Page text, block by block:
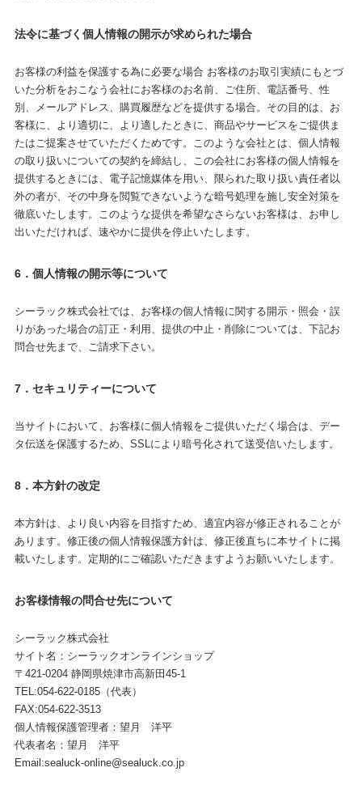
法令に基づく個人情報の開示が求められた場合
お客様の利益を保護する為に必要な場合 お客様のお取引実績にもとづ
いた分析をおこなう会社にお客様のお名前、ご住所、電話番号、性
別、メールアドレス、購買履歴などを提供する場合。その目的は、お
客様に、より適切に、より適したときに、商品やサービスをご提供ま
たはご提案させていただくためです。このような会社とは、個人情報
の取り扱いについての契約を締結し、この会社にお客様の個人情報を
提供するときには、電子記憶媒体を用い、限られた取り扱い責任者以
外の者が、その中身を閲覧できないような暗号処理を施し安全対策を
徹底いたします。このような提供を希望なさらないお客様は、お申し
出いただければ、速やかに提供を停止いたします。
6．個人情報の開示等について
シーラック株式会社では、お客様の個人情報に関する開示・照会・誤
りがあった場合の訂正・利用、提供の中止・削除については、下記お
問合せ先まで、ご請求下さい。
7．セキュリティーについて
当サイトにおいて、お客様に個人情報をご提供いただく場合は、デー
タ伝送を保護するため、SSLにより暗号化されて送受信いたします。
8．本方針の改定
本方針は、より良い内容を目指すため、適宜内容が修正されることが
あります。修正後の個人情報保護方針は、修正後直ちに本サイトに掲
載いたします。定期的にご確認いただきますようお願いいたします。
お客様情報の問合せ先について
シーラック株式会社
サイト名：シーラックオンラインショップ
〒421-0204 静岡県焼津市高新田45-1
TEL:054-622-0185（代表）
FAX:054-622-3513
個人情報保護管理者：望月 洋平
代表者名：望月 洋平
Email:sealuck-online@sealuck.co.jp